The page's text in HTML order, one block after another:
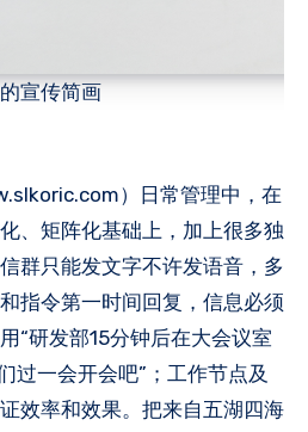
宣传简画
）日常管理中，在
、矩阵化基础上，加上很多独
群只能发文字不许发语音，多
指令第一时间回复，信息必须
“研发部15分钟后在大会议室
过一会开会吧”；工作节点及
效率和效果。把来自五湖四海